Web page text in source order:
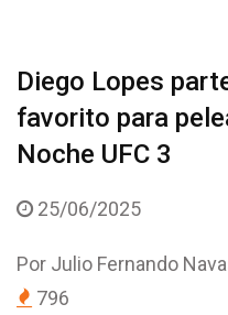
Diego Lopes
favorito para
Noche UFC 3
25/06/2025
Por Julio Fernando
796